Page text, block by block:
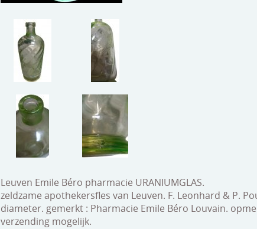
Leuven Emile Béro pharmacie URANIUMGLAS.
zeldzame apothekersfles van Leuven. F. Leonhard & P.
diameter. gemerkt : Pharmacie Emile Béro Louvain.
verzending mogelijk.